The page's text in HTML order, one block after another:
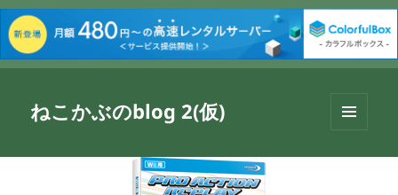
ねこかぶのblog 2(仮)
ーとウ